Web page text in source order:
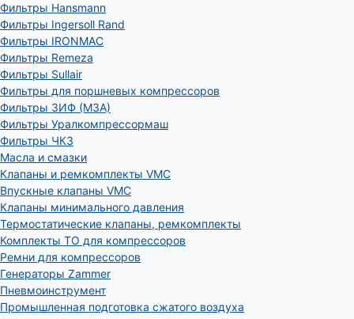
Фильтры Hansmann
Фильтры Ingersoll Rand
Фильтры IRONMAC
Фильтры Remeza
Фильтры Sullair
Фильтры для поршневых компрессоров
Фильтры ЗИФ (МЗА)
Фильтры Уралкомпрессормаш
Фильтры ЧКЗ
Масла и смазки
Клапаны и ремкомплекты VMC
Впускные клапаны VMC
Клапаны минимального давления
Термостатические клапаны, ремкомплекты
Комплекты ТО для компрессоров
Ремни для компрессоров
Генераторы Zammer
Пневмоинструмент
Промышленная подготовка сжатого воздуха